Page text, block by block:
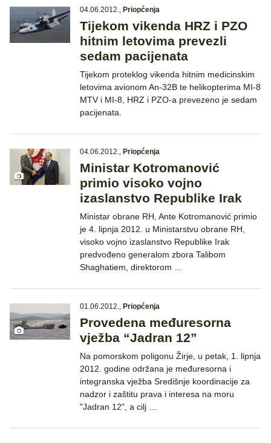
04.06.2012., Priopćenja
Tijekom vikenda HRZ i PZO
hitnim letovima prevezli
sedam pacijenata
Tijekom proteklog vikenda hitnim medicinskim
letovima avionom An-32B te helikopterima MI-8
MTV i MI-8, HRZ i PZO-a prevezeno je sedam
pacijenata.
04.06.2012., Priopćenja
Ministar Kotromanović
primio visoko vojno
izaslanstvo Republike Irak
Ministar obrane RH, Ante Kotromanović primio
je 4. lipnja 2012. u Ministarstvu obrane RH,
visoko vojno izaslanstvo Republike Irak
predvođeno generalom zbora Talibom
Shaghatiem, direktorom …
01.06.2012., Priopćenja
Provedena međuresorna
vježba “Jadran 12”
Na pomorskom poligonu Žirje, u petak, 1. lipnja
2012. godine održana je međuresorna i
integranska vježba Središnje koordinacije za
nadzor i zaštitu prava i interesa na moru
"Jadran 12", a cilj …